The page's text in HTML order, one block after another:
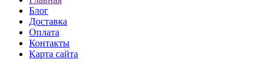
Блог
Доставка
Оплата
Контакты
Карта сайта